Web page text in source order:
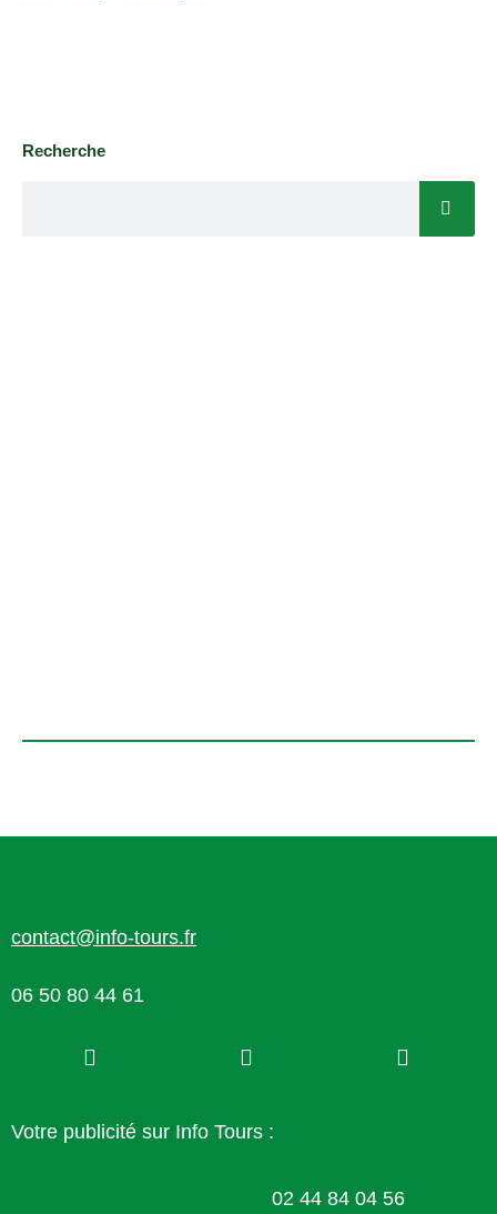
Recherche
contact@info-tours.fr
06 50 80 44 61
Votre publicité sur Info Tours :
02 44 84 04 56